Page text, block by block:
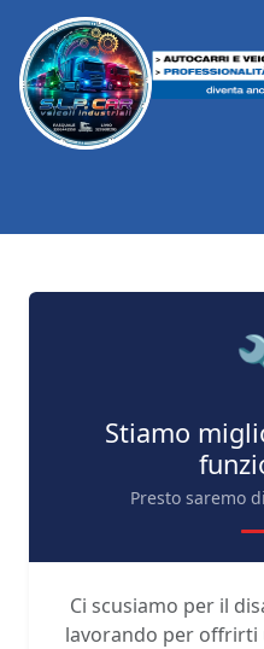
Stiamo
Presto saremo
Ci scusiamo per il
lavorando per offrirti